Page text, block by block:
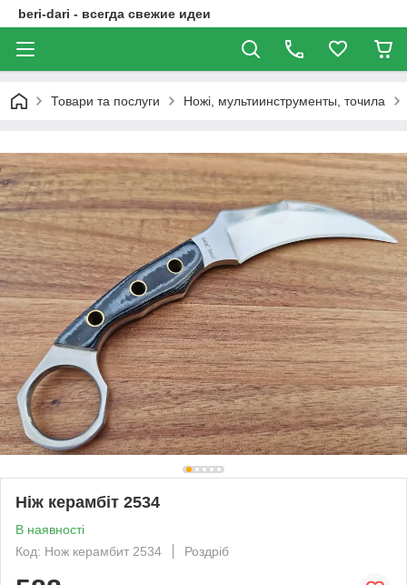
beri-dari - всегда свежие идеи
Товари та послуги Ножі, мультиинструменты, точила
Ніж керамбіт 2534
В наявності
Код: Нож керамбит 2534
Роздріб